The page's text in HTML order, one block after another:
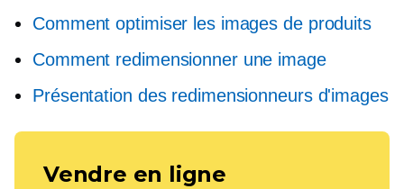
Comment optimiser les images de produits
Comment redimensionner une image
Présentation des redimensionneurs d'images
Vendre en ligne